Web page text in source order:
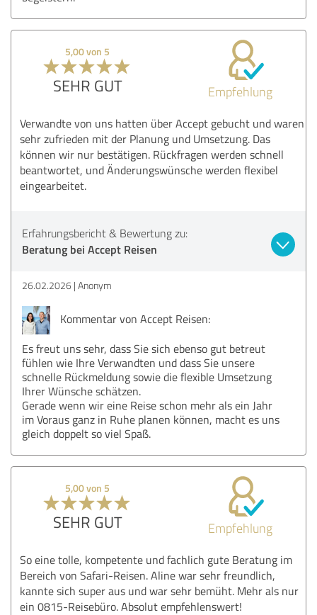
5,00 von 5
SEHR GUT Empfehlung
Verwandte von uns hatten über Accept gebucht und waren
sehr zufrieden mit der Planung und Umsetzung. Das
können wir nur bestätigen. Rückfragen werden schnell
beantwortet, und Änderungswünsche werden flexibel
eingearbeitet.
Erfahrungsbericht & Bewertung zu:
Beratung bei Accept Reisen
26.02.2026 Anonym
Kommentar von Accept Reisen:
Es freut uns sehr, dass Sie sich ebenso gut betreut
fühlen wie Ihre Verwandten und dass Sie unsere
schnelle Rückmeldung sowie die flexible Umsetzung
Ihrer Wünsche schätzen.
Gerade wenn wir eine Reise schon mehr als ein Jahr
im Voraus ganz in Ruhe planen können, macht es uns
gleich doppelt so viel Spaß.
5,00 von 5
SEHR GUT Empfehlung
So eine tolle, kompetente und fachlich gute Beratung im
Bereich von Safari-Reisen. Aline war sehr freundlich,
kannte sich super aus und war sehr bemüht. Mehr als nur
ein 0815-Reisebüro. Absolut empfehlenswert!